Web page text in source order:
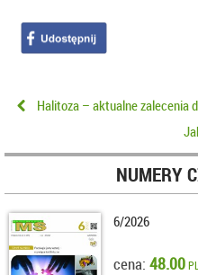
Halitoza – aktualne zalecenia
NUMERY
6/2026
cena: 48.00